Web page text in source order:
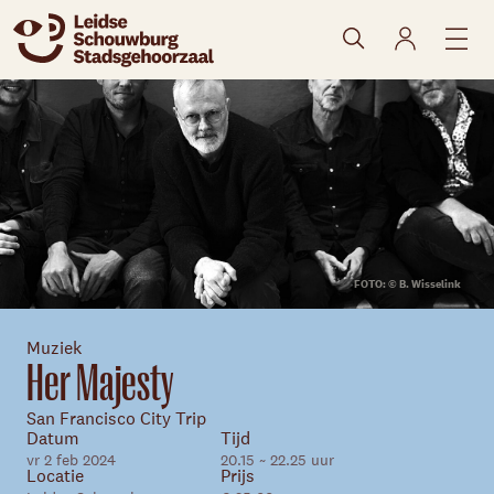
FOTO: © B. Wisselink
naar agenda
Muziek
Her Majesty
San Francisco City Trip
Datum
vr 2 feb 2024
Tijd
20.15 ~ 22.25 uur
Locatie Prijs